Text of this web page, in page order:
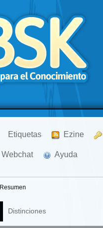
Etiquetas Ezine
Webchat Ayuda
Resumen
Distinciones